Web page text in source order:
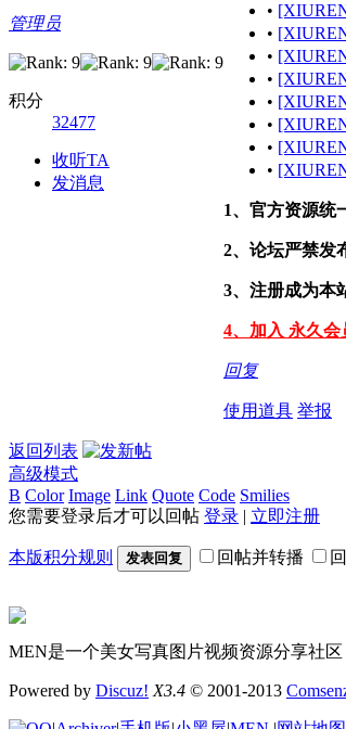
管理员
积分
32477
收听TA
发消息
•
•
•
•
•
•
•
•
1、官方资源统
2、论坛严禁发
3、注册成为本
4、加入 永久会
回复
使用道具 举报
返回列表
高级模式
B Color Image Link Quote Code Smilies
您需要登录后才可以回帖 登录 | 立即注册
本版积分规则 发表回复 回帖并转播
MEN是一个美女写真图片视频资源分享社
Powered by Discuz! X3.4 © 2001-2013